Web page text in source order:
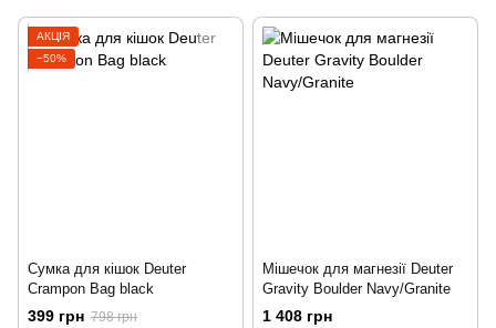
АКЦІЯ
−50%
Сумка для кішок Deuter
Crampon Bag black
399 грн 798 грн
Мішечок для магнезії Deuter
Gravity Boulder Navy/Granite
1 408 грн